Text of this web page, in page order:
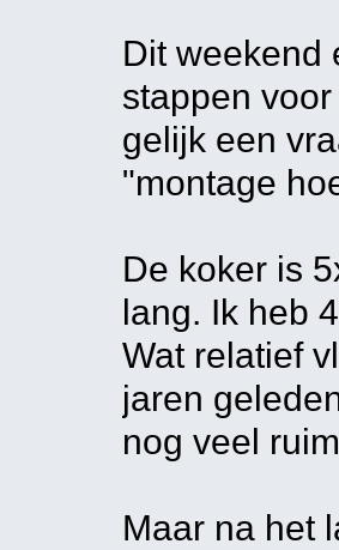
Dit weekend
stappen
gelijk een
"montage
De koker is
lang. Ik heb
Wat relatief
jaren
nog veel
Maar na het